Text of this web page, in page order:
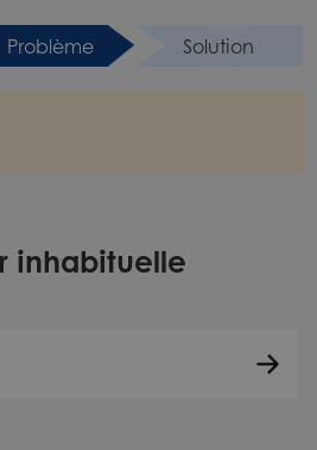
Problème Solution
inhabituelle